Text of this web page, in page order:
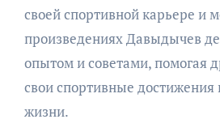
своей спортивной карьере и
произведениях Давыдычев
опытом и советами, помогая
свои спортивные достижения
жизни.